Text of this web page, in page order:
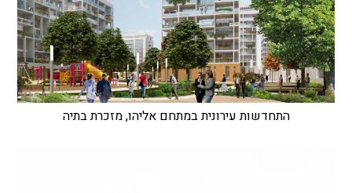
התחדשות עירונית במתחם אליהו, מזכרת בתיה